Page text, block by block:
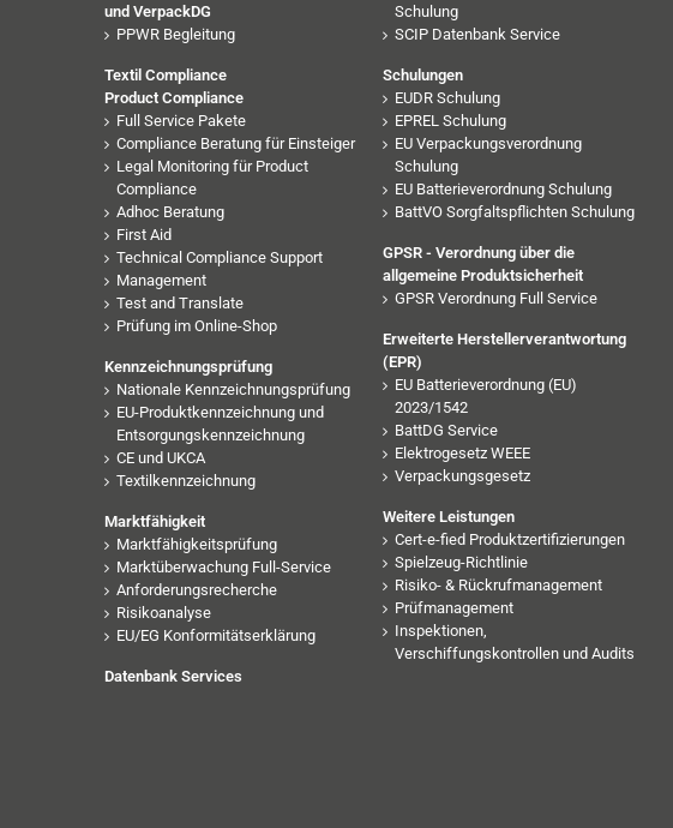
und VerpackDG
PPWR Begleitung
Textil Compliance
Product Compliance
Full Service Pakete
Compliance Beratung für Einsteiger
Legal Monitoring für Product
Compliance
Adhoc Beratung
First Aid
Technical Compliance Support
Management
Test and Translate
Prüfung im Online-Shop
Kennzeichnungsprüfung
Nationale Kennzeichnungsprüfung
EU-Produktkennzeichnung und
Entsorgungskennzeichnung
CE und UKCA
Textilkennzeichnung
Marktfähigkeit
Marktfähigkeitsprüfung
Marktüberwachung Full-Service
Anforderungsrecherche
Risikoanalyse
EU/EG Konformitätserklärung
Datenbank Services
Schulung
SCIP Datenbank Service
Schulungen
EUDR Schulung
EPREL Schulung
EU Verpackungsverordnung
Schulung
EU Batterieverordnung Schulung
BattVO Sorgfaltspflichten Schulung
GPSR - Verordnung über die
allgemeine Produktsicherheit
GPSR Verordnung Full Service
Erweiterte Herstellerverantwortung
(EPR)
EU Batterieverordnung (EU)
2023/1542
BattDG Service
Elektrogesetz WEEE
Verpackungsgesetz
Weitere Leistungen
Cert-e-fied Produktzertifizierungen
Spielzeug-Richtlinie
Risiko- & Rückrufmanagement
Prüfmanagement
Inspektionen,
Verschiffungskontrollen und Audits